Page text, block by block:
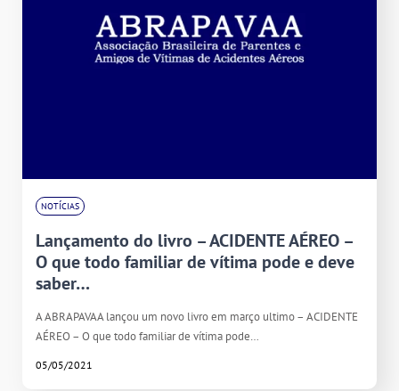
NOTÍCIAS
Lançamento do livro – ACIDENTE AÉREO –
O que todo familiar de vítima pode e deve
saber…
A ABRAPAVAA lançou um novo livro em março ultimo – ACIDENTE
AÉREO – O que todo familiar de vítima pode…
05/05/2021